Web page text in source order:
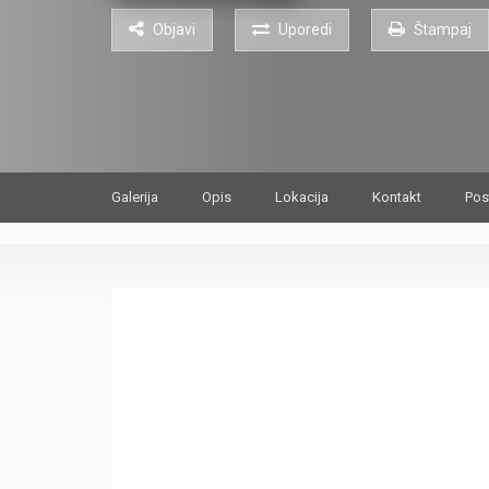
Objavi Uporedi Štampaj
Galerija Opis Lokacija Kontakt